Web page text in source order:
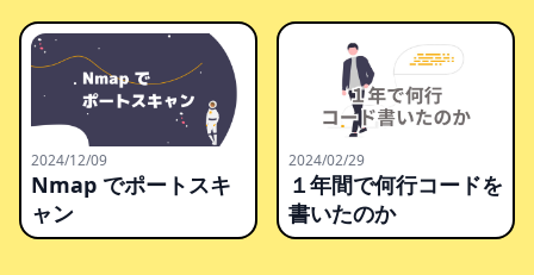
2024/12/09
Nmap でポートスキ
ャン
2024/02/29
１年間で何行コードを
書いたのか